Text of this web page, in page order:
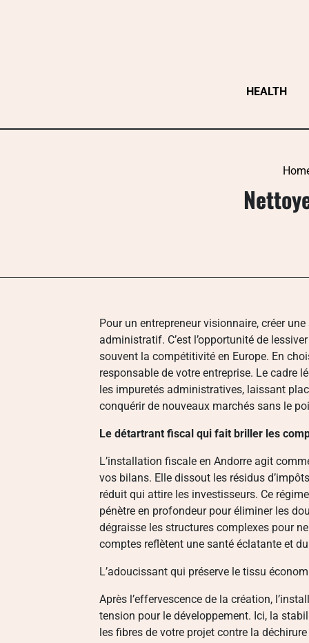
HEALTH
Pour un entrepreneur visionnaire, créer
administratif. C’est l’opportunité de
souvent la compétitivité en Europe. En
responsable de votre entreprise. Le cadre
les impuretés administratives, laissant
conquérir de nouveaux marchés sans le
Le détartrant fiscal qui fait briller les
L’installation fiscale en Andorre agit
vos bilans. Elle dissout les résidus
réduit qui attire les investisseurs. Ce
pénètre en profondeur pour éliminer les
dégraisse les structures complexes pour
comptes reflètent une santé éclatante et
L’adoucissant qui préserve le tissu
Après l’effervescence de la création,
tension pour le développement. Ici, la
les fibres de votre projet contre la